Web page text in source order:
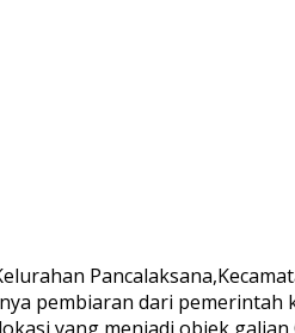
pembiaran dari pemerintah